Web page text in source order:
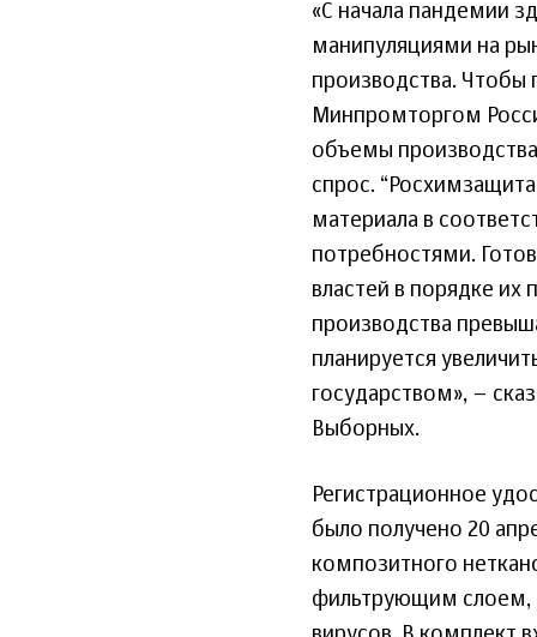
«С начала пандемии
манипуляциями на
производства. Чтобы
Минпромторгом
объемы
спрос.
материала в
потребностями.
властей в порядке
производства
планируется
государством», –
Выборных.
Регистрационное
было получено 20
композитного
фильтрующим слоем,